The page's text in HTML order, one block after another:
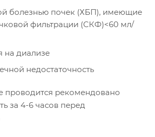
болезнью почек (ХБП), имеющие
фильтрации (СКФ)<60 мл/
на диализе
недостаточность
проводится рекомендовано
за 4-6 часов перед